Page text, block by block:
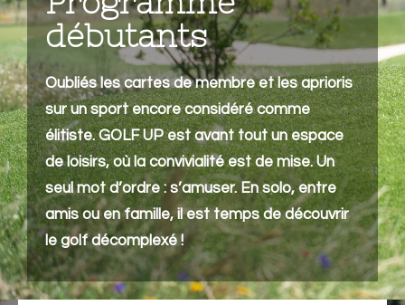
débutants
Oubliés les cartes de membre et les aprioris
sur un sport encore considéré comme
élitiste. GOLF UP est avant tout un espace
de loisirs, où la convivialité est de mise. Un
seul mot d’ordre : s’amuser. En solo, entre
amis ou en famille, il est temps de découvrir
le golf décomplexé !